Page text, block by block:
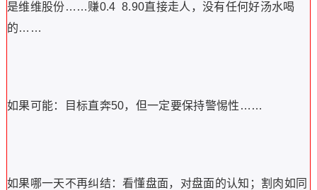
是维维股份……赚0.4 8.90直接走人，没有任何好汤水喝
的……
如果可能：目标直奔50，但一定要保持警惕性……
如果哪一天不再纠结：看懂盘面，对盘面的认知；割肉如同